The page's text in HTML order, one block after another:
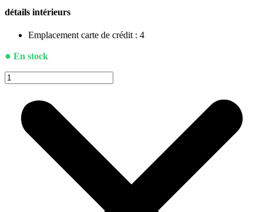
détails intérieurs
Emplacement carte de crédit : 4
● En stock